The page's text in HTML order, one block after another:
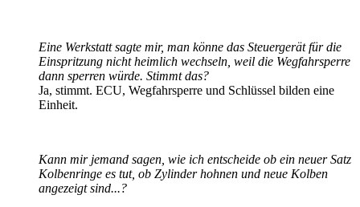
Eine Werkstatt sagte mir, man könne das Steuergerät für die
Einspritzung nicht heimlich wechseln, weil die Wegfahrsperre
dann sperren würde. Stimmt das?
Ja, stimmt. ECU, Wegfahrsperre und Schlüssel bilden eine
Einheit.
Kann mir jemand sagen, wie ich entscheide ob ein neuer Satz
Kolbenringe es tut, ob Zylinder hohnen und neue Kolben
angezeigt sind...?